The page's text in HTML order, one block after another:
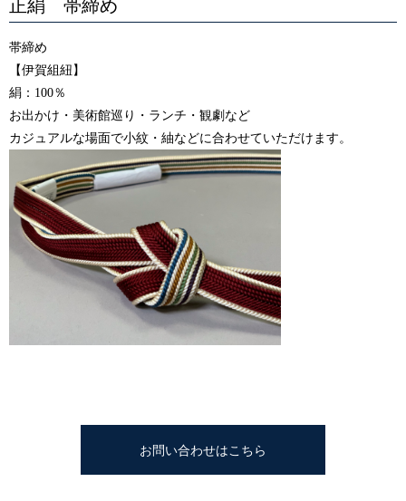
正絹 帯締め
帯締め
【伊賀組紐】
絹：100％
お出かけ・美術館巡り・ランチ・観劇など
カジュアルな場面で小紋・紬などに合わせていただけます。
お問い合わせはこちら